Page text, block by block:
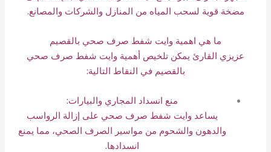
مضخة قوية لسحب المياه من المنازل والشركات والمصانع.
ما هي اهمية وايت شفط صرف صحي بالقصيم
عزيزي القارئ يمكن تلخيص أهمية وايت شفط صرف صحي
بالقصيم في النقاط التالية:
منع انسداد المجاري والبيارات:
يساعد وايت شفط صرف صحي على إزالة الرواسب
والدهون والشحوم من مواسير الصرف الصحي، مما يمنع
انسدادها.